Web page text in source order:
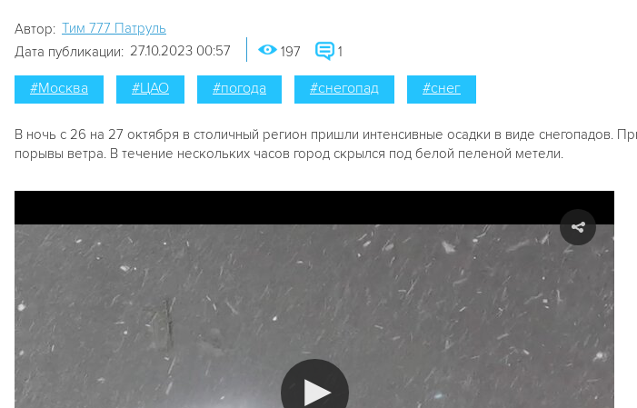
Автор: Tим 777 Патруль
Дата публикации: 27.10.2023 00:57 197 1
#Москва #ЦАО #погода #снегопад #снег
В ночь с 26 на 27 октября в столичный регион пришли интенсивные осадки в виде снегопадов.
порывы ветра. В течение нескольких часов город скрылся под белой пеленой метели.